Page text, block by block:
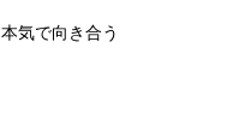
本気で向き合う